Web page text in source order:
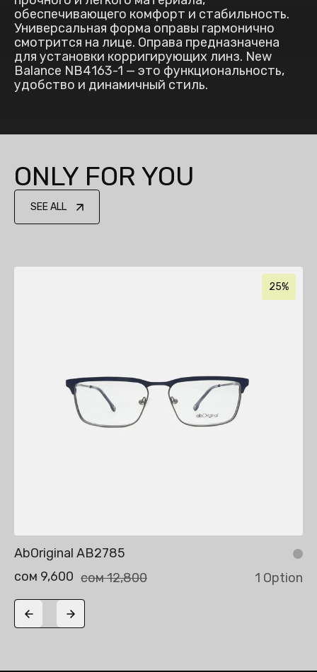
обеспечивающего комфорт и стабильность.
Универсальная форма оправы гармонично
смотрится на лице. Оправа предназначена
для установки корригирующих линз. New
Balance NB4163-1 — это функциональность,
удобство и динамичный стиль.
ONLY FOR YOU
SEE ALL
25%
AbOriginal AB2785
сом 9,600 сом 12,800 1 Option
Previous slide
Next slide